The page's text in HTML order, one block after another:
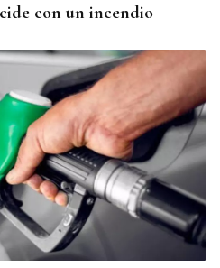
con un incendio